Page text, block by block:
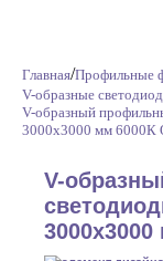
Главная/Профильные
V-образные
V-образный
3000x3000 мм 6000К
V-